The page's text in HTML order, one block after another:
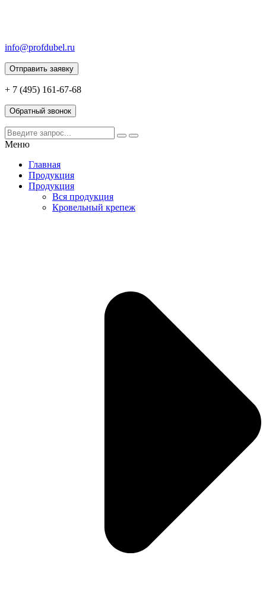
info@profdubel.ru
Отправить заявку
+ 7 (495) 161-67-68
Обратный звонок
Меню
Главная
Продукция
Продукция
Вся продукция
Кровельный крепеж